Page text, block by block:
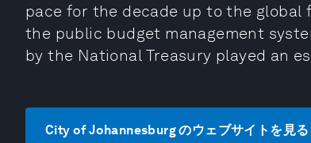
pace for the decade up to the global
the public budget management
by the National Treasury played an
City of Johannesburg のウェブサイトを見る